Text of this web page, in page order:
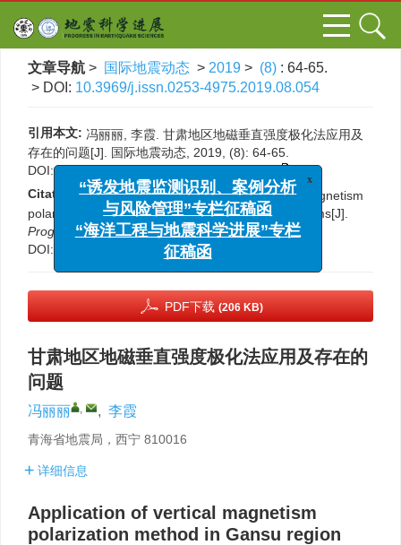
文章导航 > 国际地震动态 > 2019 > (8) : 64-65.
> DOI: 10.3969/j.issn.0253-4975.2019.08.054
引用本文: 冯丽丽, 李霞. 甘肃地区地磁垂直强度极化法应用及
存在的问题[J]. 国际地震动态, 2019, (8): 64-65.
DOI:10.3969/j.issn.0253-4975.2019.08.054
Citation: Lili Feng, Xia Li. Application of vertical magnetism
polarization method in Gansu region and its problems[J].
Progress in Earthquake Sciences, 2019, (8): 64-65.
DOI:
10.3969/j.issn.0253-4975.2019.08.054
PDF下载 (206 KB)
甘肃地区地磁垂直强度极化法应用及存在的
问题
冯丽丽 , , 李霞
青海省地震局，西宁 810016
详细信息
Application of vertical magnetism
polarization method in Gansu region
“诱发地震监测识别、案例分析
与风险管理”专栏征稿函
“海洋工程与地震科学进展”专栏
征稿函